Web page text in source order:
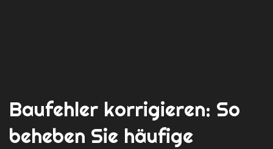
Baufehler korrigieren: So
beheben Sie häufige